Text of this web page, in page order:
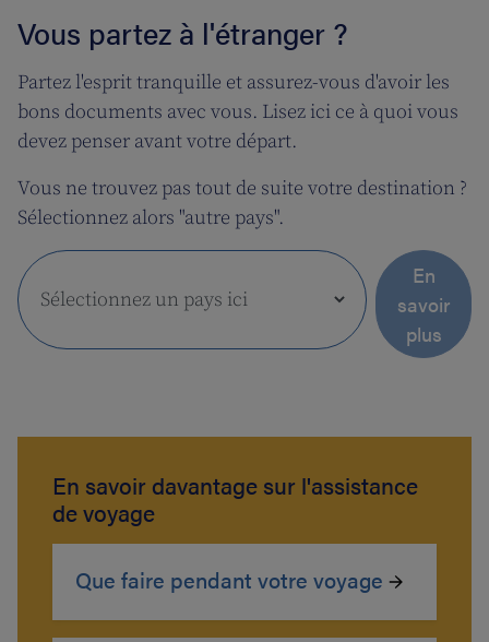
Vous partez à l'étranger ?
Partez l'esprit tranquille et assurez-vous d'avoir les
bons documents avec vous. Lisez ici ce à quoi vous
devez penser avant votre départ.
Vous ne trouvez pas tout de suite votre destination ?
Sélectionnez alors "autre pays".
En
savoir
plus
En savoir davantage sur l'assistance
de voyage
Que faire pendant votre voyage